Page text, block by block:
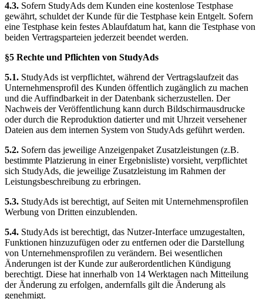
4.3. Sofern StudyAds dem Kunden eine kostenlose Testphase
gewährt, schuldet der Kunde für die Testphase kein Entgelt. Sofern
eine Testphase kein festes Ablaufdatum hat, kann die Testphase von
beiden Vertragsparteien jederzeit beendet werden.
§5 Rechte und Pflichten von StudyAds
5.1. StudyAds ist verpflichtet, während der Vertragslaufzeit das
Unternehmensprofil des Kunden öffentlich zugänglich zu machen
und die Auffindbarkeit in der Datenbank sicherzustellen. Der
Nachweis der Veröffentlichung kann durch Bildschirmausdrucke
oder durch die Reproduktion datierter und mit Uhrzeit versehener
Dateien aus dem internen System von StudyAds geführt werden.
5.2. Sofern das jeweilige Anzeigenpaket Zusatzleistungen (z.B.
bestimmte Platzierung in einer Ergebnisliste) vorsieht, verpflichtet
sich StudyAds, die jeweilige Zusatzleistung im Rahmen der
Leistungsbeschreibung zu erbringen.
5.3. StudyAds ist berechtigt, auf Seiten mit Unternehmensprofilen
Werbung von Dritten einzublenden.
5.4. StudyAds ist berechtigt, das Nutzer-Interface umzugestalten,
Funktionen hinzuzufügen oder zu entfernen oder die Darstellung
von Unternehmensprofilen zu verändern. Bei wesentlichen
Änderungen ist der Kunde zur außerordentlichen Kündigung
berechtigt. Diese hat innerhalb von 14 Werktagen nach Mitteilung
der Änderung zu erfolgen, andernfalls gilt die Änderung als
genehmigt.